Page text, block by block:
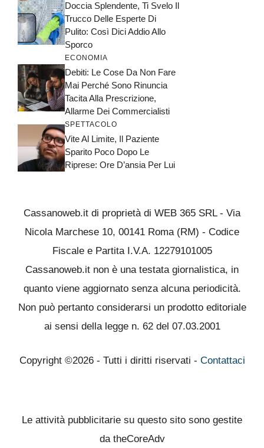
Doccia Splendente, Ti Svelo Il
Trucco Delle Esperte Di
Pulito: Così Dici Addio Allo
Sporco
ECONOMIA
Debiti: Le Cose Da Non Fare
Mai Perché Sono Rinuncia
Tacita Alla Prescrizione,
Allarme Dei Commercialisti
SPETTACOLO
Vite Al Limite, Il Paziente
Sparito Poco Dopo Le
Riprese: Ore D’ansia Per Lui
Cassanoweb.it di proprietà di WEB 365 SRL - Via
Nicola Marchese 10, 00141 Roma (RM) - Codice
Fiscale e Partita I.V.A. 12279101005
Cassanoweb.it non è una testata giornalistica, in
quanto viene aggiornato senza alcuna periodicità.
Non può pertanto considerarsi un prodotto editoriale
ai sensi della legge n. 62 del 07.03.2001
Copyright ©2026 - Tutti i diritti riservati - Contattaci
Le attività pubblicitarie su questo sito sono gestite
da theCoreAdv